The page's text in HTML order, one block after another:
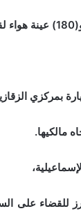
للقضاء على